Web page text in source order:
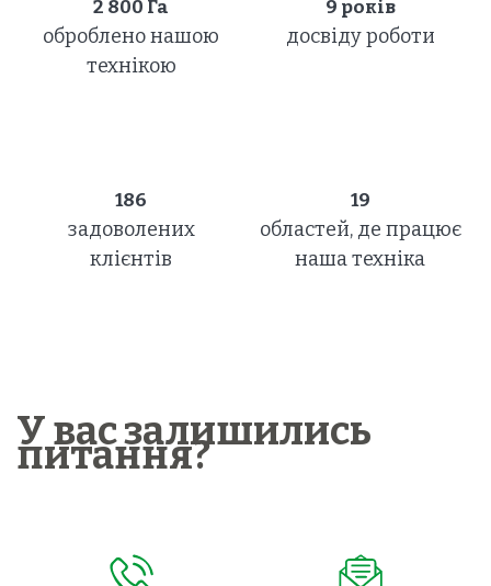
2 800 Га
оброблено нашою
технікою
9 років
досвіду роботи
186
задоволених
клієнтів
19
областей, де працює
наша техніка
У вас залишились
питання?